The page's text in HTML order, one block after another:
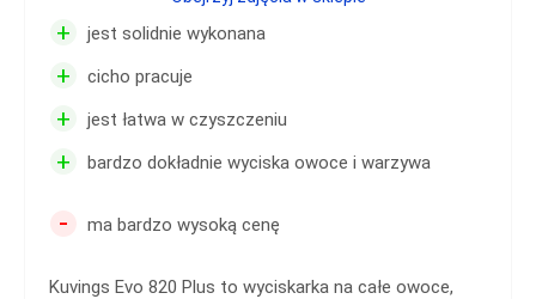
+ jest solidnie wykonana
+ cicho pracuje
+ jest łatwa w czyszczeniu
+ bardzo dokładnie wyciska owoce i warzywa
- ma bardzo wysoką cenę
Kuvings Evo 820 Plus to wyciskarka na całe owoce,